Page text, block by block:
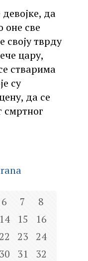
да
оне све
своју тврду
цару,
стварима
су
да се
смртног
6 7
8
14 15
16
22 23
24
30 31
32